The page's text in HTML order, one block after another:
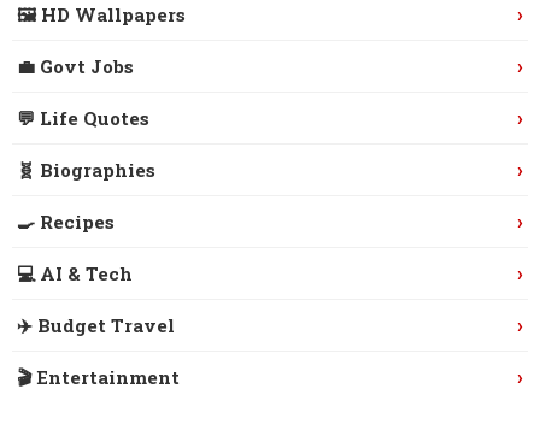
🖼️ HD Wallpapers ›
💼 Govt Jobs ›
💬 Life Quotes ›
🧬 Biographies ›
🍳 Recipes ›
💻 AI & Tech ›
✈️ Budget Travel ›
🎬 Entertainment ›